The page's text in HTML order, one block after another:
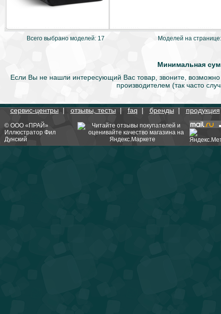
Всего выбрано моделей: 17 Моделей на
Минимальная
Если Вы не нашли интересующий Вас товар, звоните,
производителем (так часто
сервис-центры|отзывы, тесты|faq|бренды|продукция
© ООО «ПРАЙ»
Иллюстратор Фил
Дунский